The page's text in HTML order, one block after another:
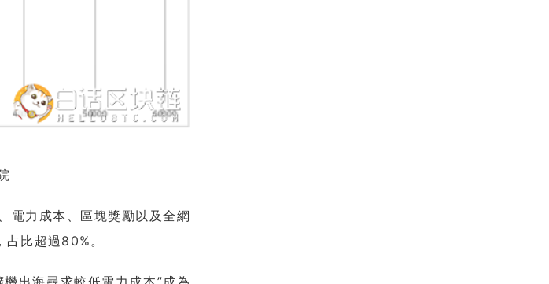
力成本、區塊獎勵以及全網
比超過80%。